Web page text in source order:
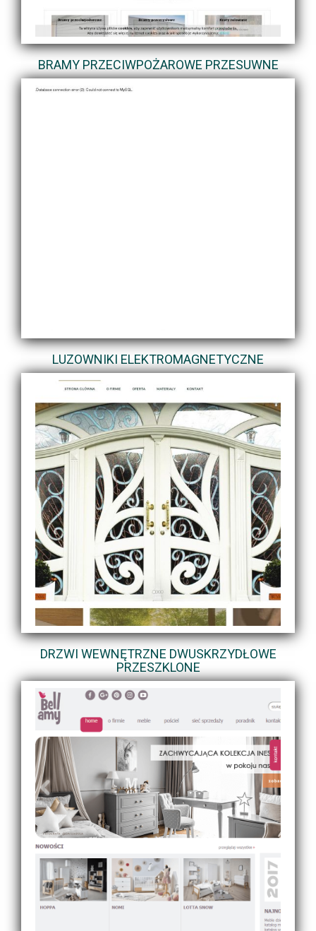
BRAMY PRZECIWPOŻAROWE PRZESUWNE
LUZOWNIKI ELEKTROMAGNETYCZNE
DRZWI WEWNĘTRZNE DWUSKRZYDŁOWE
PRZESZKLONE